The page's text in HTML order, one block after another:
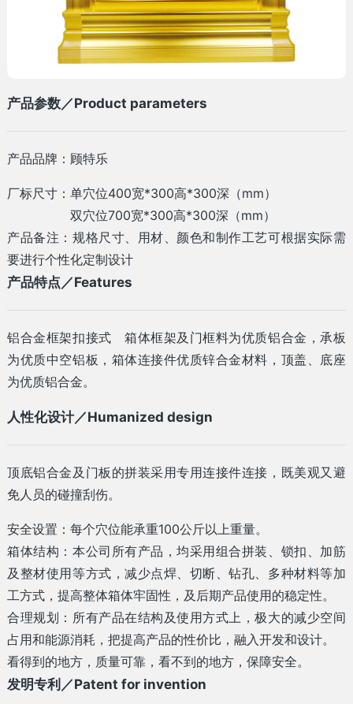
产品参数／Product parameters
产品品牌：顾特乐
厂标尺寸：单穴位400宽*300高*300深（mm）
双穴位700宽*300高*300深（mm）
产品备注：规格尺寸、用材、颜色和制作工艺可根据实际需
要进行个性化定制设计
产品特点／Features
铝合金框架扣接式 箱体框架及门框料为优质铝合金，承板
为优质中空铝板，箱体连接件优质锌合金材料，顶盖、底座
为优质铝合金。
人性化设计／Humanized design
顶底铝合金及门板的拼装采用专用连接件连接，既美观又避
免人员的碰撞刮伤。
安全设置：每个穴位能承重100公斤以上重量。
箱体结构：本公司所有产品，均采用组合拼装、锁扣、加筋
及整材使用等方式，减少点焊、切断、钻孔、多种材料等加
工方式，提高整体箱体牢固性，及后期产品使用的稳定性。
合理规划：所有产品在结构及使用方式上，极大的减少空间
占用和能源消耗，把提高产品的性价比，融入开发和设计。
看得到的地方，质量可靠，看不到的地方，保障安全。
发明专利／Patent for invention